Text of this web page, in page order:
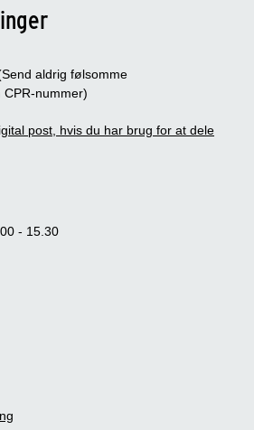
aldrig følsomme
CPR-nummer)
post, hvis du har brug for at dele
- 15.30